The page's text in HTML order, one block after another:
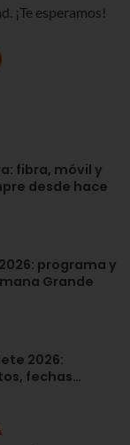
¡Te esperamos!
fibra, móvil y
desde hace
programa y
Grande
2026:
fechas…